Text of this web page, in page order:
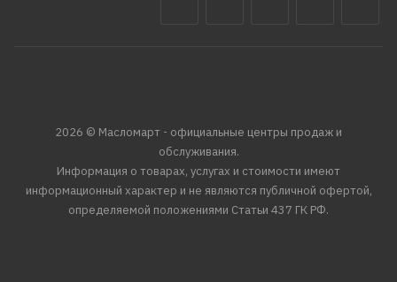
2026 © Масломарт - официальные центры продаж и
обслуживания.
Информация о товарах, услугах и стоимости имеют
информационный характер и не являются публичной офертой,
определяемой положениями Статьи 437 ГК РФ.